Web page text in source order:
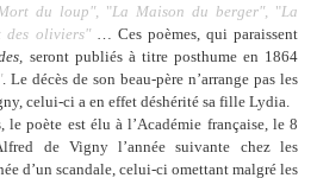
du loup", "La Maison du berger", "La
des oliviers" … Ces poèmes, qui paraissent
seront publiés à titre posthume en 1864
. Le décès de son beau-père n’arrange pas les
celui-ci a en effet déshérité sa fille Lydia.
le poète est élu à l’Académie française, le 8
de Vigny l’année suivante chez les
d’un scandale, celui-ci omettant malgré les